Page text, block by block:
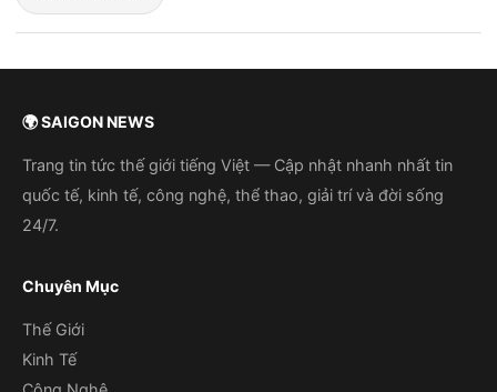
🌍 SAIGON NEWS
Trang tin tức thế giới tiếng Việt — Cập nhật nhanh nhất tin
quốc tế, kinh tế, công nghệ, thể thao, giải trí và đời sống
24/7.
Chuyên Mục
Thế Giới
Kinh Tế